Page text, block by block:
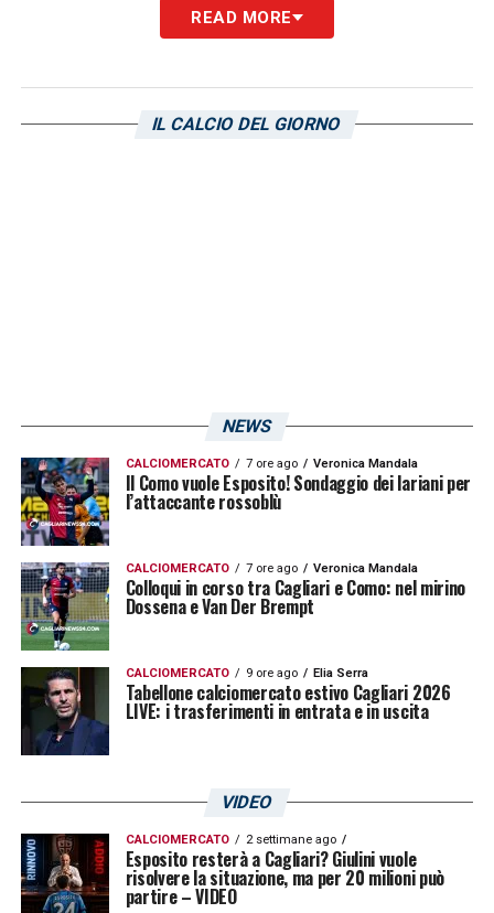
VAR: Mazzoleni
AVAR: Muto
READ MORE
IL CALCIO DEL GIORNO
NEWS
CALCIOMERCATO 7 ore ago Veronica Mandala
Il Como vuole Esposito! Sondaggio dei lariani per
l’attaccante rossoblù
CALCIOMERCATO 7 ore ago Veronica Mandala
Colloqui in corso tra Cagliari e Como: nel mirino
Dossena e Van Der Brempt
CALCIOMERCATO 9 ore ago Elia Serra
Tabellone calciomercato estivo Cagliari 2026
LIVE: i trasferimenti in entrata e in uscita
VIDEO
CALCIOMERCATO 2 settimane ago
Esposito resterà a Cagliari? Giulini vuole
risolvere la situazione, ma per 20 milioni può
partire – VIDEO